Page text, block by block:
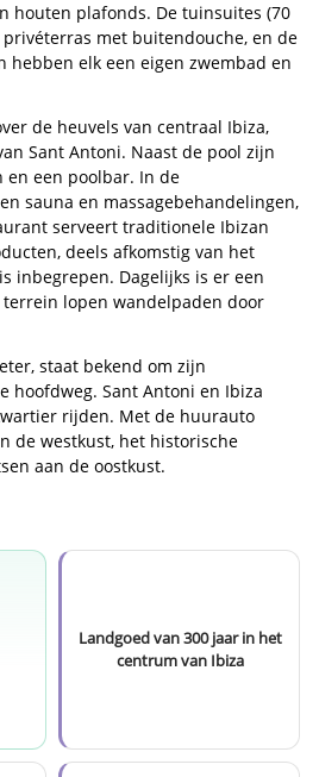
houten plafonds. De tuinsuites (70
privéterras met buitendouche, en de
hebben elk een eigen zwembad en
de heuvels van centraal Ibiza,
Sant Antoni. Naast de pool zijn
een poolbar. In de
sauna en massagebehandelingen,
serveert traditionele Ibizan
deels afkomstig van het
inbegrepen. Dagelijks is er een
lopen wandelpaden door
staat bekend om zijn
hoofdweg. Sant Antoni en Ibiza
rijden. Met de huurauto
de westkust, het historische
aan de oostkust.
Landgoed van 300 jaar in het
centrum van Ibiza